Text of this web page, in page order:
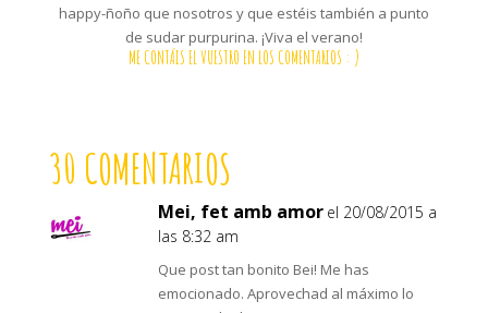
happy-ñoño que nosotros y que estéis también a punto
de sudar purpurina. ¡Viva el verano!
ME CONTÁIS EL VUESTRO EN LOS COMENTARIOS : )
30 COMENTARIOS
Mei, fet amb amor el 20/08/2015 a
las 8:32 am
Que post tan bonito Bei! Me has
emocionado. Aprovechad al máximo lo